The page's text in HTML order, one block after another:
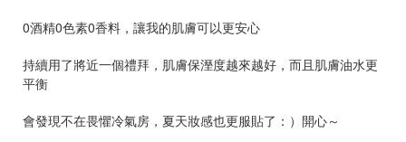
0酒精0色素0香料，讓我的肌膚可以更安心
持續用了將近一個禮拜，肌膚保溼度越來越好，而且肌膚油水更
平衡
會發現不在畏懼冷氣房，夏天妝感也更服貼了：）開心～